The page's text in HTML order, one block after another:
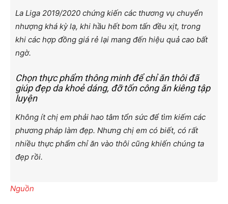
La Liga 2019/2020 chứng kiến các thương vụ chuyển
nhượng khá kỳ lạ, khi hầu hết bom tấn đều xịt, trong
khi các hợp đồng giá rẻ lại mang đến hiệu quả cao bất
ngờ.
Chọn thực phẩm thông minh để chỉ ăn thôi đã
giúp đẹp da khoẻ dáng, đỡ tốn công ăn kiêng tập
luyện
Không ít chị em phải hao tâm tổn sức để tìm kiếm các
phương pháp làm đẹp. Nhưng chị em có biết, có rất
nhiều thực phẩm chỉ ăn vào thôi cũng khiến chúng ta
đẹp rồi.
Nguồn